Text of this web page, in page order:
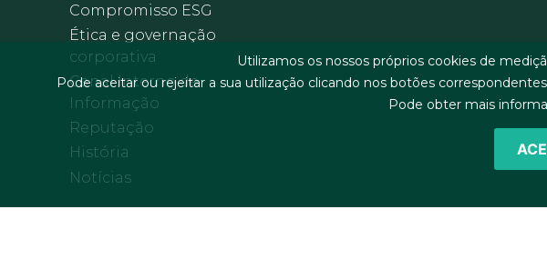
Compromisso ESG
Ética e governação
corporativa
Canal Interno de
Informação
Reputação
História
Notícias
©2026 J&A
Utilizamos os nossos próprios cookies de
Pode aceitar ou rejeitar a sua utilização clicando nos botões
Pode obter mais